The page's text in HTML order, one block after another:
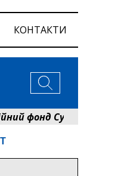
КОНТАКТИ
Сумщини розпочав